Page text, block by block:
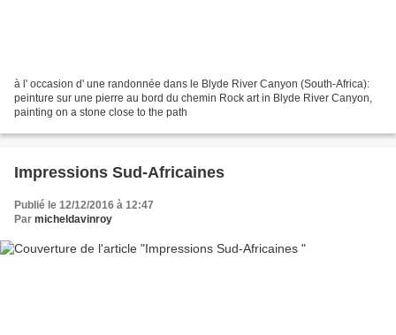
à l' occasion d' une randonnée dans le Blyde River Canyon (South-Africa):
peinture sur une pierre au bord du chemin Rock art in Blyde River Canyon,
painting on a stone close to the path
Impressions Sud-Africaines
Publié le 12/12/2016 à 12:47
Par micheldavinroy